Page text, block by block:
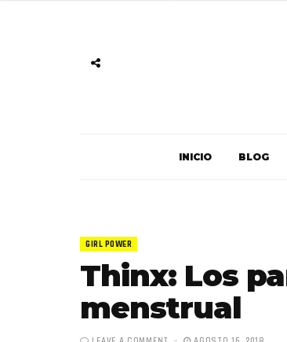
INICIO BLOG
GIRL POWER
Thinx: Los
menstrual